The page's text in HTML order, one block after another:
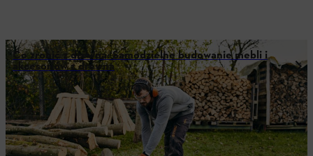
Co zrobić z drewna: Samodzielne budowanie mebli i
akcesoriów z drewna